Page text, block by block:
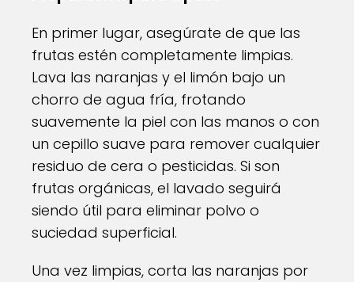
En primer lugar, asegúrate de que las
frutas estén completamente limpias.
Lava las naranjas y el limón bajo un
chorro de agua fría, frotando
suavemente la piel con las manos o con
un cepillo suave para remover cualquier
residuo de cera o pesticidas. Si son
frutas orgánicas, el lavado seguirá
siendo útil para eliminar polvo o
suciedad superficial.
Una vez limpias, corta las naranjas por